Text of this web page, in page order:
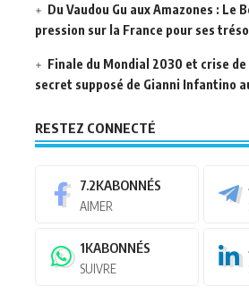
Du Vaudou Gu aux Amazones : Le
pression sur la France pour ses
Finale du Mondial 2030 et crise de
secret supposé de Gianni Infantino
RESTEZ CONNECTÉ
7.2KABONNÉS
AIMER
1KABONNÉS
SUIVRE